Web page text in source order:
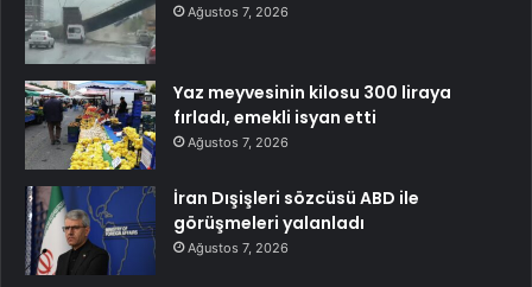
Ağustos 7, 2026
Yaz meyvesinin kilosu 300 liraya
fırladı, emekli isyan etti
Ağustos 7, 2026
İran Dışişleri sözcüsü ABD ile
görüşmeleri yalanladı
Ağustos 7, 2026